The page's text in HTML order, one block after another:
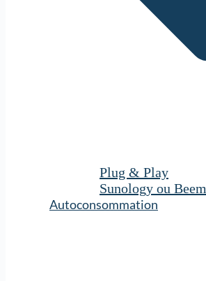
Plug & Play
Sunology ou Beem
Autoconsommation